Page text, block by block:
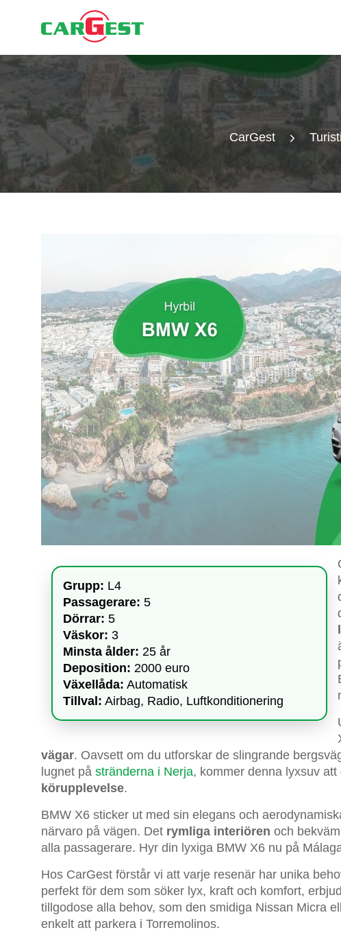
CarGest
Grupp: L4
Passagerare: 5
Dörrar: 5
Väskor: 3
Minsta ålder: 25 år
Deposition: 2000 euro
Växellåda: Automatisk
Tillval: Airbag, Radio, Luftkonditionering
vägar. Oavsett om du utforskar de slingrande
lugnet på stränderna i Nerja, kommer denna lyxsuv
körupplevelse.
BMW X6 sticker ut med sin elegans och
närvaro på vägen. Det rymliga interiören och
alla passagerare. Hyr din lyxiga BMW X6 nu på
Hos CarGest förstår vi att varje resenär har unika
perfekt för dem som söker lyx, kraft och komfort,
tillgodose alla behov, som den smidiga Nissan Micra
enkelt att parkera i Torremolinos.